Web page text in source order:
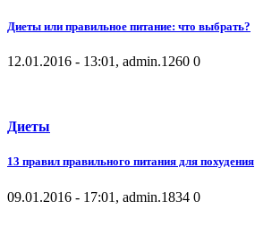
Диеты или правильное питание: что выбрать?
12.01.2016 - 13:01, admin.1260 0
Диеты
13 правил правильного питания для похудения
09.01.2016 - 17:01, admin.1834 0